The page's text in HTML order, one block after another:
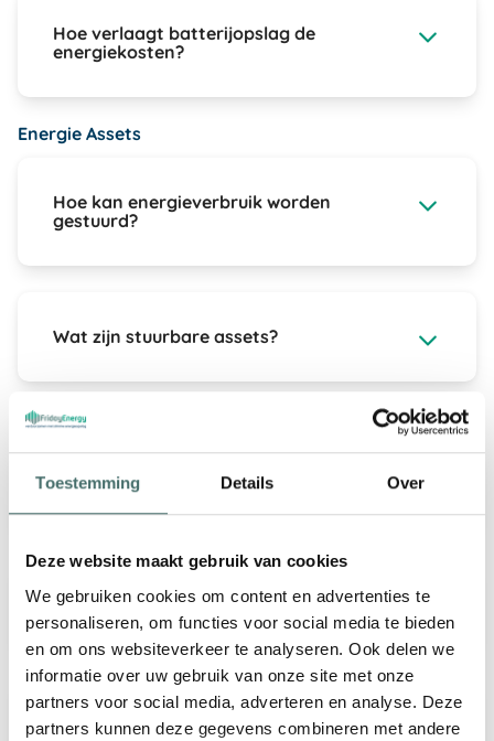
Toestemming Details Over
Deze website maakt gebruik van cookies
We gebruiken cookies om content en advertenties te
personaliseren, om functies voor social media te bieden
en om ons websiteverkeer te analyseren. Ook delen we
informatie over uw gebruik van onze site met onze
partners voor social media, adverteren en analyse. Deze
partners kunnen deze gegevens combineren met andere
Hoe verlaagt batterijopslag de
energiekosten?
Energie Assets
Hoe kan energieverbruik worden
gestuurd?
Wat zijn stuurbare assets?
Energiemarkten
Wat is MLOEA?
Wat is de day-aheadmarkt?
Wat is de onbalansmarkt?